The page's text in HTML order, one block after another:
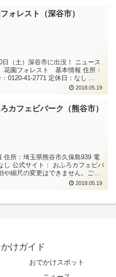
ォレスト（深谷市）
日（土）深谷市に出没！ ニュース
埼玉県深谷市小前田417 電話番号：0120-41-2771 定休日：なし ...
2018.05.19
カフェビバーク（熊谷市）
所：埼玉県熊谷市久保島939 電
2018.05.19
けガイド
おでかけスポット